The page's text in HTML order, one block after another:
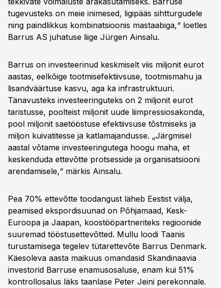
tugevusteks on meie inimesed, ligipääs sihtturgudele
ning paindlikkus kombinatsioonis mastaabiga,“ loetles
Barrus AS juhatuse liige Jürgen Ainsalu.
Barrus on investeerinud keskmiselt viis miljonit eurot
aastas, eelkõige tootmisefektiivsuse, tootmismahu ja
lisandväärtuse kasvu, aga ka infrastruktuuri.
Tänavusteks investeeringuteks on 2 miljonit eurot
taristusse, poolteist miljonit uude liimpressiosakonda,
pool miljonit saetööstuse efektiivsuse tõstmiseks ja
miljon kuivatitesse ja katlamajandusse. „Järgmisel
aastal võtame investeeringutega hoogu maha, et
keskenduda ettevõtte protsesside ja organisatsiooni
arendamisele,“ märkis Ainsalu.
Pea 70% ettevõtte toodangust läheb Eestist välja,
peamised ekspordisuunad on Põhjamaad, Kesk-
Euroopa ja Jaapan, koostööpartneriteks regioonide
suuremad tööstusettevõtted. Mullu loodi Taanis
turustamisega tegelev tütarettevõte Barrus Denmark.
Käesoleva aasta maikuus omandasid Skandinaavia
investorid Barruse enamusosaluse, enam kui 51%
kontrollosalus läks taanlase Peter Jeini perekonnale.